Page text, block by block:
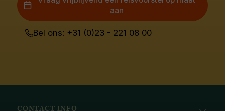
aan
Bel ons: +31 (0)23 - 221 08 00
CONTACT INFO